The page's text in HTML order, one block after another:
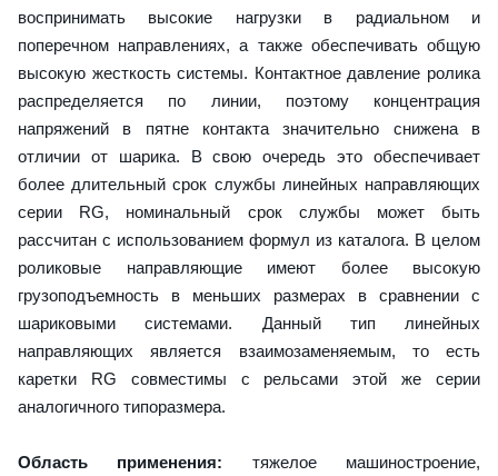
воспринимать высокие нагрузки в радиальном и
поперечном направлениях, а также обеспечивать общую
высокую жесткость системы. Контактное давление ролика
распределяется по линии, поэтому концентрация
напряжений в пятне контакта значительно снижена в
отличии от шарика. В свою очередь это обеспечивает
более длительный срок службы линейных направляющих
серии RG, номинальный срок службы может быть
рассчитан с использованием формул из каталога. В целом
роликовые направляющие имеют более высокую
грузоподъемность в меньших размерах в сравнении с
шариковыми системами. Данный тип линейных
направляющих является взаимозаменяемым, то есть
каретки RG совместимы с рельсами этой же серии
аналогичного типоразмера.
Область применения: тяжелое машиностроение,